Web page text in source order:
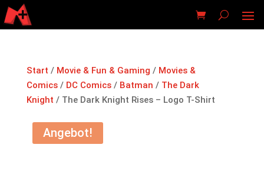
Start / Movie & Fun & Gaming / Movies &
Comics/ DC Comics/ Batman / The Dark
Knight / The Dark Knight Rises – Logo T-Shirt
Angebot!